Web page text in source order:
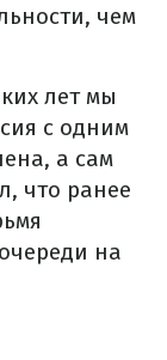
чем
лет мы
с одним
а сам
что ранее
на